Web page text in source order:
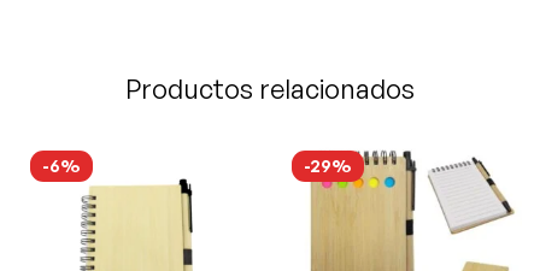
Productos relacionados
-6% -29%